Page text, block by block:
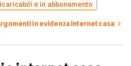
e in abbonamento
in evidenza internet casa